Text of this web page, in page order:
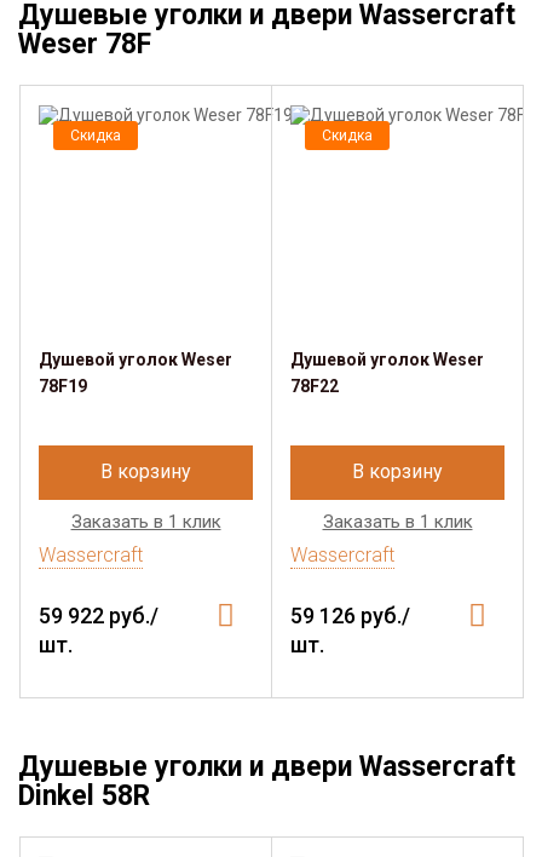
Душевые уголки и двери Wassercraft
Weser 78F
Скидка
Душевой уголок Weser
78F19
В корзину
Заказать в 1 клик
Wassercraft
59 922 руб./
шт.
Скидка
Душевой уголок Weser
78F22
В корзину
Заказать в 1 клик
Wassercraft
59 126 руб./
шт.
Душевые уголки и двери Wassercraft
Dinkel 58R